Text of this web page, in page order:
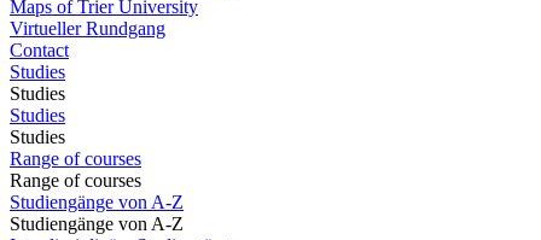
Maps of Trier University
Virtueller Rundgang
Contact
Studies
Studies
Studies
Studies
Range of courses
Range of courses
Studiengänge von A-Z
Studiengänge von A-Z